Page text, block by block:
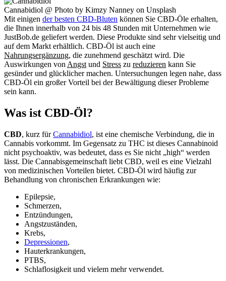
Cannabidiol @ Photo by Kimzy Nanney on Unsplash
Mit einigen der besten CBD-Bluten können Sie CBD-Öle erhalten,
die Ihnen innerhalb von 24 bis 48 Stunden mit Unternehmen wie
JustBob.de geliefert werden. Diese Produkte sind sehr vielseitig und
auf dem Markt erhältlich. CBD-Öl ist auch eine
Nahrungsergänzung, die zunehmend geschätzt wird. Die
Auswirkungen von Angst und Stress zu reduzieren kann Sie
gesünder und glücklicher machen. Untersuchungen legen nahe, dass
CBD-Öl ein großer Vorteil bei der Bewältigung dieser Probleme
sein kann.
Was ist CBD-Öl?
CBD, kurz fürCannabidiol, ist eine chemische Verbindung, die in
Cannabis vorkommt. Im Gegensatz zu THC ist dieses Cannabinoid
nicht psychoaktiv, was bedeutet, dass es Sie nicht „high“ werden
lässt. Die Cannabisgemeinschaft liebt CBD, weil es eine Vielzahl
von medizinischen Vorteilen bietet. CBD-Öl wird häufig zur
Behandlung von chronischen Erkrankungen wie:
Epilepsie,
Schmerzen,
Entzündungen,
Angstzuständen,
Krebs,
Depressionen,
Hauterkrankungen,
PTBS,
Schlaflosigkeit und vielem mehr verwendet.